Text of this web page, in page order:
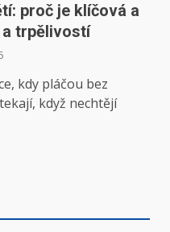
proč je klíčová a
trpělivostí
kdy pláčou bez
když nechtějí